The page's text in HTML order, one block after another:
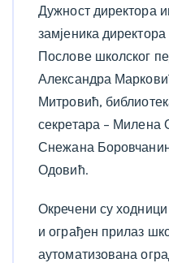
Дужност директора
замјеника
Послове школског
Александра
Митровић,
секретара – Милена
Снежана
Одовић.
Окречени су
и ограђен прилаз
аутоматизована